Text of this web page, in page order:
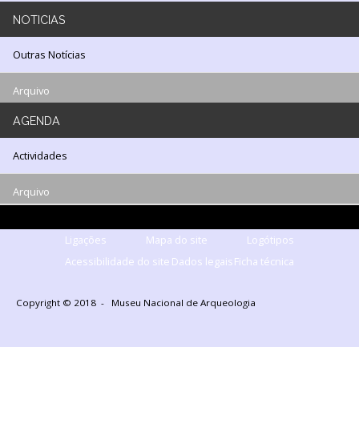
NOTICIAS
Outras Notícias
Arquivo
AGENDA
Actividades
Arquivo
Ligações Mapa do site
Logótipos
Acessibilidade do site Dados legaisFicha técnica
Copyright © 2018 - Museu Nacional de Arqueologia